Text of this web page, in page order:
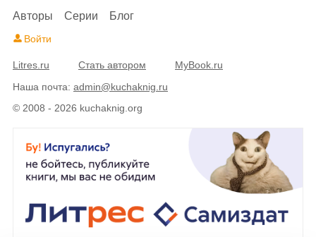
© 2008 - 2026 kuchaknig.org
Авторы
Серии Блог
Войти
Litres.ru Стать автором
MyBook.ru
Наша почта: admin@kuchaknig.ru